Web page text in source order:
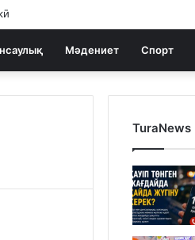
Мәдениет Спорт
TuraNews